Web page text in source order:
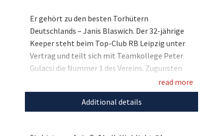
Er gehört zu den besten Torhütern
Deutschlands – Janis Blaswich. Der 32-jährige
Keeper steht beim Top-Club RB Leipzig unter
Vertrag und teilt sich mit Teamkollege Peter
Gulacsi die Nummer 1 des Vereins. Zugunsten
des neuen Avatar Projekts von Paulis Momente
hilft e.V. stiftet Janis Blaswich ganz besondere,
persönliche Sammlerstücke. So haben Sie hier
read more
Additional details